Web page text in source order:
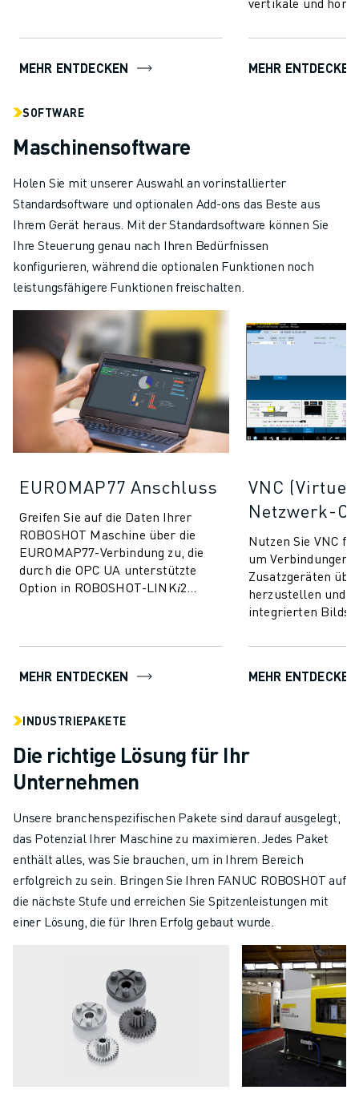
MEHR ENTDECKEN
fortschrittliche
MEHR ENTDECKEN
SOFTWARE
Maschinensoftware
Holen Sie mit unserer Auswahl an vorinstallierter
Standardsoftware und optionalen Add-ons das Beste aus
Ihrem Gerät heraus. Mit der Standardsoftware können Sie
Ihre Steuerung genau nach Ihren Bedürfnissen
konfigurieren, während die optionalen Funktionen noch
leistungsfähigere Funktionen freischalten.
EUROMAP77 Anschluss
Greifen Sie auf die Daten Ihrer
ROBOSHOT Maschine über die
EUROMAP77-Verbindung zu, die
durch die OPC UA unterstützte
Option in ROBOSHOT-LINK𝑖2
MEHR ENTDECKEN
VNC
Netzwerk-
Nutzen Sie VNC
um Verbindungen
Zusatzgeräten
herzustellen und
integrierten
zu erleichtern.
MEHR ENTDECKEN
INDUSTRIEPAKETE
Die richtige Lösung für Ihr
Unternehmen
Unsere branchenspezifischen Pakete sind darauf ausgelegt,
das Potenzial Ihrer Maschine zu maximieren. Jedes Paket
enthält alles, was Sie brauchen, um in Ihrem Bereich
erfolgreich zu sein. Bringen Sie Ihren FANUC ROBOSHOT auf
die nächste Stufe und erreichen Sie Spitzenleistungen mit
einer Lösung, die für Ihren Erfolg gebaut wurde.